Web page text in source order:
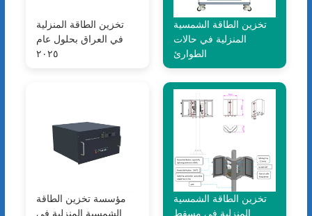
تخزين الطاقة المنزلية
في العراق بحلول عام
٢٠٢٥
تخزين الطاقة الشمسية
المنزلية في حالات
الطوارئ
مؤسسة تخزين الطاقة
تخزين الطاقة الشمسية